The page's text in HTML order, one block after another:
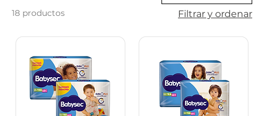
18 productos Filtrar y ordenar